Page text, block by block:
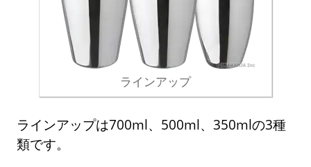
ラインアップ
ラインアップは700ml、500ml、350mlの3種
類です。